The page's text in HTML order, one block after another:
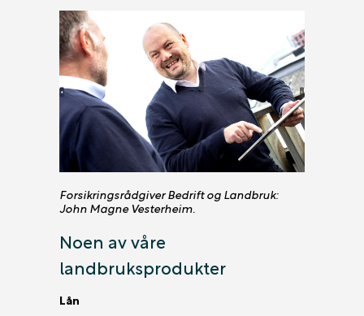
Forsikringsrådgiver Bedrift og Landbruk:
John Magne Vesterheim.
Noen av våre
landbruksprodukter
Lån